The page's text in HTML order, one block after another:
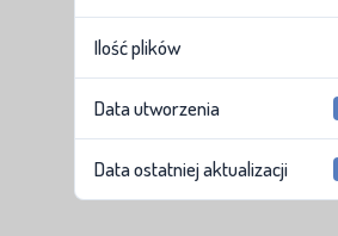
Ilość plików
Data utworzenia
Data ostatniej aktualizacji